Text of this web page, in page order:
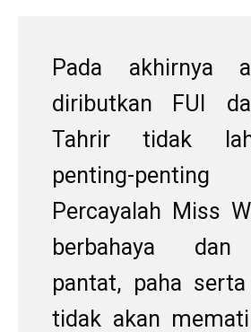
Pada akhirnya
diributkan FUI
Tahrir tidak
penting-
Percayalah Miss
berbahaya dan
pantat, paha serta
tidak akan